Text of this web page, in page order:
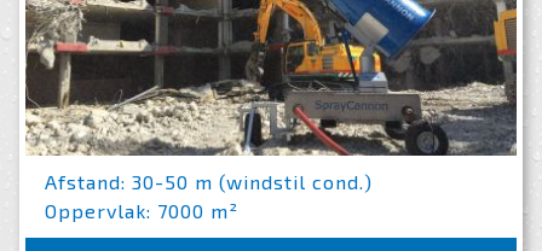
Afstand: 30-50 m (windstil cond.)
Oppervlak: 7000 m²